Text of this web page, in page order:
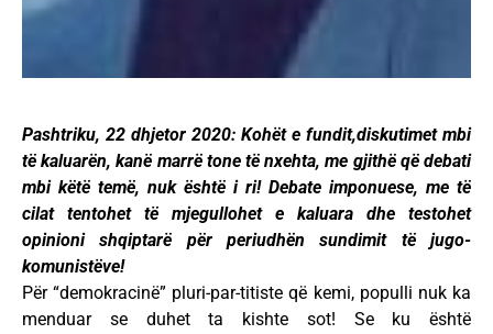
Pashtriku, 22 dhjetor 2020: Kohët e fundit,diskutimet mbi
të kaluarën, kanë marrë tone të nxehta, me gjithë që debati
mbi këtë temë, nuk është i ri! Debate imponuese, me të
cilat tentohet të mjegullohet e kaluara dhe testohet
opinioni shqiptarë për periudhën sundimit të jugo-
komunistëve!
Për “demokracinë” pluri-par-titiste që kemi, populli nuk ka
menduar se duhet ta kishte sot! Se ku është